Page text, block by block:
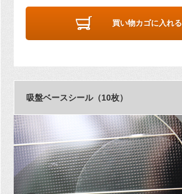
買い物カゴに入れる
吸盤ベースシール（10枚）